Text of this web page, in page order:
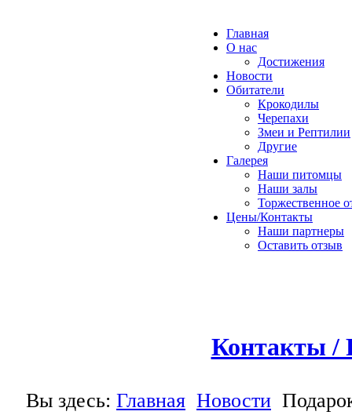
Главная
О нас
Достижения
Новости
Обитатели
Крокодилы
Черепахи
Змеи и Рептилии
Другие
Галерея
Наши питомцы
Наши залы
Торжественное
Цены/Контакты
Наши партнеры
Оставить отзыв
Контакты /
Вы здесь: Главная Новости